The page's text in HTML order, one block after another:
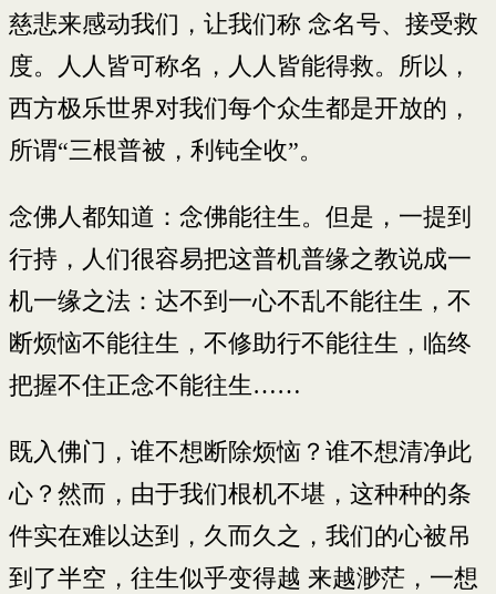
慈悲来感动我们，让我们称 念名号、接受救
度。人人皆可称名，人人皆能得救。所以，
西方极乐世界对我们每个众生都是开放的，
所谓“三根普被，利钝全收”。
念佛人都知道：念佛能往生。但是，一提到
行持，人们很容易把这普机普缘之教说成一
机一缘之法：达不到一心不乱不能往生，不
断烦恼不能往生，不修助行不能往生，临终
把握不住正念不能往生……
既入佛门，谁不想断除烦恼？谁不想清净此
心？然而，由于我们根机不堪，这种种的条
件实在难以达到，久而久之，我们的心被吊
到了半空，往生似乎变得越 来越渺茫，一想